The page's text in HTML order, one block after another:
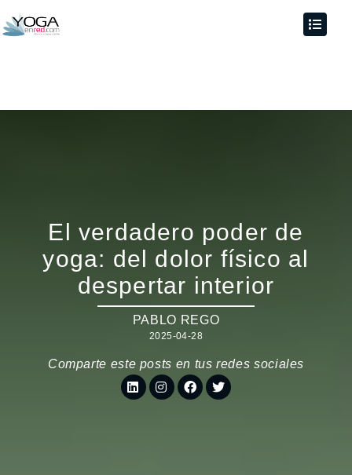
El verdadero poder de
yoga: del dolor físico al
despertar interior
PABLO REGO
2025-04-28
Comparte este posts en tus redes sociales